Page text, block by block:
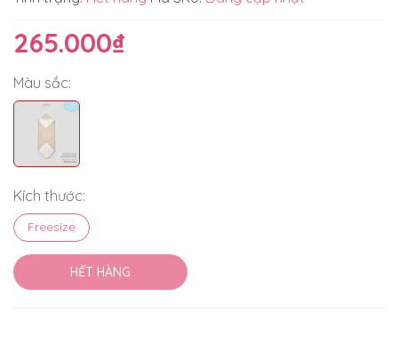
265.000₫
Màu sắc:
Kích thước:
Freesize
HẾT HÀNG